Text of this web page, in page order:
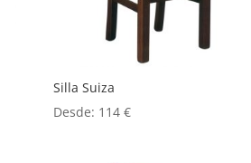
Silla Suiza
Desde: 114€